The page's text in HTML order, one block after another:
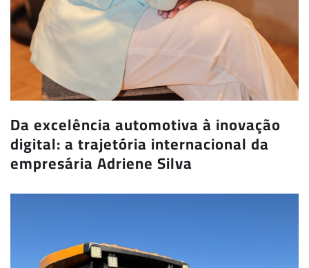
Da excelência automotiva à inovação
digital: a trajetória internacional da
empresária Adriene Silva